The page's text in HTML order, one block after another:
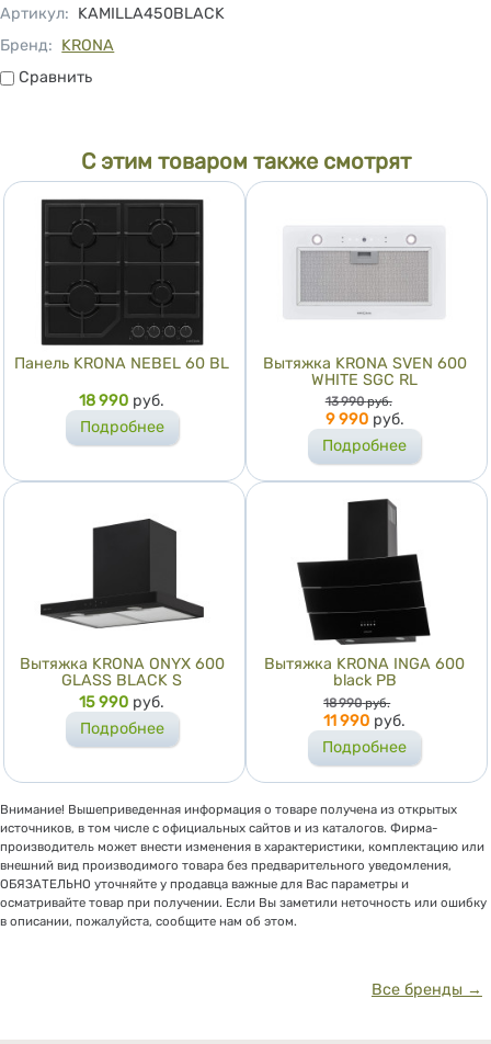
Артикул: KAMILLA450BLACK
Бренд: KRONA
СравнитьСравнить
С этим товаром также смотрят
Панель KRONA NEBEL 60 BL
Цена
18 990 руб.
Подробнее
Вытяжка KRONA SVEN 600
WHITE SGC RL
Цена
13 990 руб.
9 990 руб.
Подробнее
Вытяжка KRONA ONYX 600
GLASS BLACK S
Цена
15 990 руб.
Подробнее
Вытяжка KRONA INGA 600
black PB
Цена
18 990 руб.
11 990 руб.
Подробнее
Внимание! Вышеприведенная информация о товаре получена из открытых
источников, в том числе с официальных сайтов и из каталогов. Фирма-
производитель может внести изменения в характеристики, комплектацию или
внешний вид производимого товара без предварительного уведомления,
ОБЯЗАТЕЛЬНО уточняйте у продавца важные для Вас параметры и
осматривайте товар при получении. Если Вы заметили неточность или ошибку
в описании, пожалуйста, сообщите нам об этом.
Все бренды →